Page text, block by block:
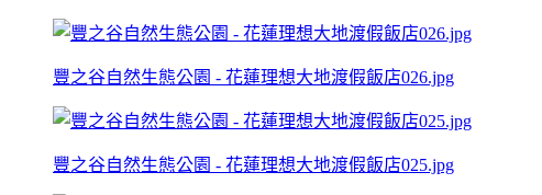
豐之谷自然生態公園 - 花蓮理想大地渡假飯店026.jpg
豐之谷自然生態公園 - 花蓮理想大地渡假飯店025.jpg